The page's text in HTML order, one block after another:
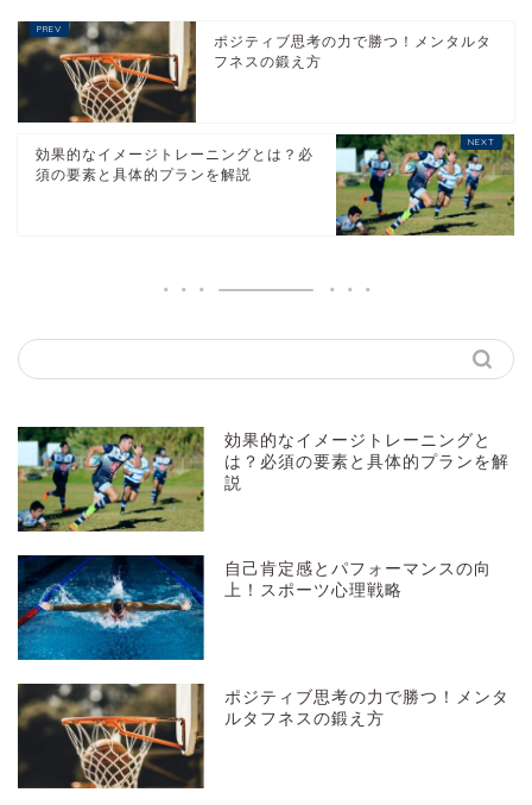
ポジティブ思考の力で勝つ！メンタルタ
フネスの鍛え方
効果的なイメージトレーニングとは？必
須の要素と具体的プランを解説
効果的なイメージトレーニングと
は？必須の要素と具体的プランを解
説
自己肯定感とパフォーマンスの向
上！スポーツ心理戦略
ポジティブ思考の力で勝つ！メンタ
ルタフネスの鍛え方